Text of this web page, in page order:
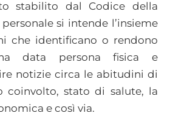
stabilito dal Codice della
si intende l’insieme
che identificano o rendono
data persona fisica e
notizie circa le abitudini di
coinvolto, stato di salute, la
e così via.